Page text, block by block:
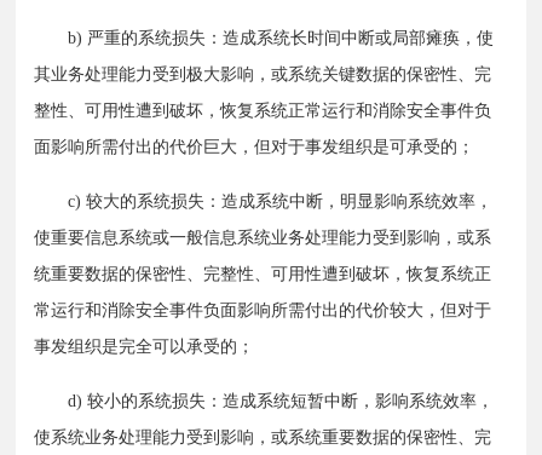
b) 严重的系统损失：造成系统长时间中断或局部瘫痪，使
其业务处理能力受到极大影响，或系统关键数据的保密性、完
整性、可用性遭到破坏，恢复系统正常运行和消除安全事件负
面影响所需付出的代价巨大，但对于事发组织是可承受的；
c) 较大的系统损失：造成系统中断，明显影响系统效率，
使重要信息系统或一般信息系统业务处理能力受到影响，或系
统重要数据的保密性、完整性、可用性遭到破坏，恢复系统正
常运行和消除安全事件负面影响所需付出的代价较大，但对于
事发组织是完全可以承受的；
d) 较小的系统损失：造成系统短暂中断，影响系统效率，
使系统业务处理能力受到影响，或系统重要数据的保密性、完